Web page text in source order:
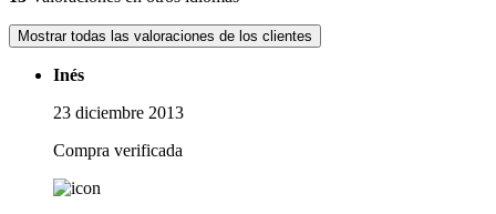
Mostrar todas las valoraciones de los clientes
Inés
23 diciembre 2013
Compra verificada